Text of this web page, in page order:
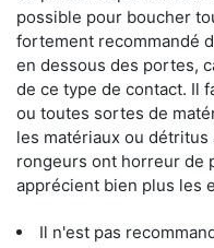
possible pour boucher
fortement recommandé
en dessous des portes,
de ce type de contact. Il
ou toutes sortes de
les matériaux ou
rongeurs ont horreur de
apprécient bien plus les
Il n'est pas